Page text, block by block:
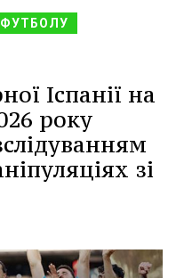
ФУТБОЛУ
Іспанії на
року
зі